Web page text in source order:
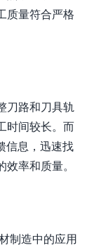
质量符合严格
刀路和刀具轨
时间较长。而
信息，迅速找
率和质量。
制造中的应用